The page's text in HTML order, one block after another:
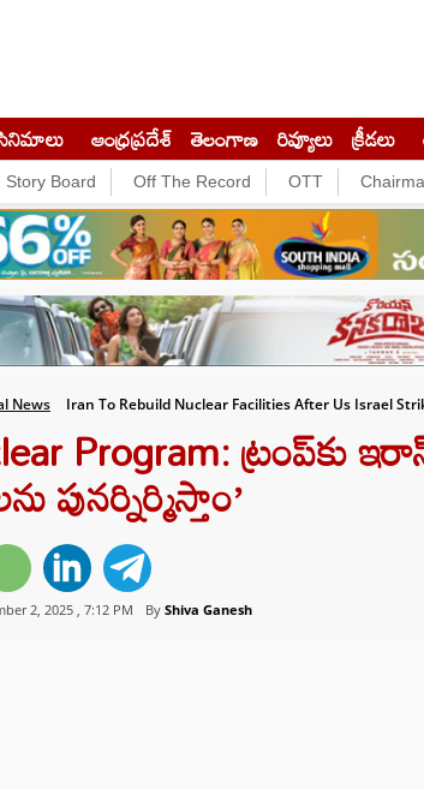
ఆంధ్రప్రదేశ్ తెలంగాణ రివ్యూలు క్రీడలు
Story Board Off The Record OTT
News Iran To Rebuild Nuclear Facilities After Us Israel
Program: ట్రంప్‌కు
పునర్నిర్మిస్తాం’
2, 2025 , 7:12 PM By Shiva Ganesh